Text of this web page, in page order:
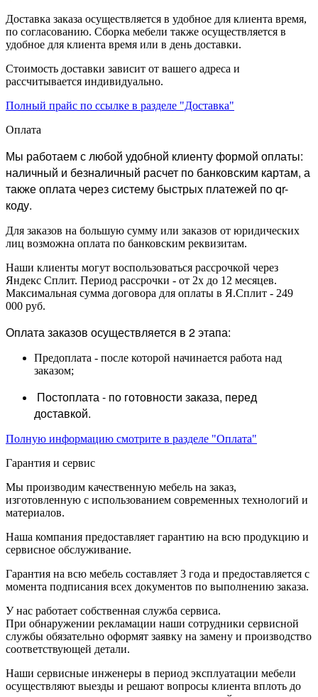
Доставка заказа осуществляется в удобное для клиента время,
по согласованию. Сборка мебели также осуществляется в
удобное для клиента время или в день доставки.
Стоимость доставки зависит от вашего адреса и
рассчитывается индивидуально.
Полный прайс по ссылке в разделе "Доставка"
Оплата
Мы работаем с любой удобной клиенту формой оплаты:
наличный и безналичный расчет по банковским картам, а
также оплата через систему быстрых платежей по qr-
коду.
Для заказов на большую сумму или заказов от юридических
лиц возможна оплата по банковским реквизитам.
Наши клиенты могут воспользоваться рассрочкой через
Яндекс Сплит. Период рассрочки - от 2х до 12 месяцев.
Максимальная сумма договора для оплаты в Я.Сплит - 249
000 руб.
Оплата заказов осуществляется в 2 этапа:
Предоплата - после которой начинается работа над
заказом;
Постоплата - по готовности заказа, перед
доставкой.
Полную информацию смотрите в разделе "Оплата"
Гарантия и сервис
Мы производим качественную мебель на заказ,
изготовленную с использованием современных технологий и
материалов.
Наша компания предоставляет гарантию на всю продукцию и
сервисное обслуживание.
Гарантия на всю мебель составляет 3 года и предоставляется с
момента подписания всех документов по выполнению заказа.
У нас работает собственная служба сервиса.
При обнаружении рекламации наши сотрудники сервисной
службы обязательно оформят заявку на замену и производство
соответствующей детали.
Наши сервисные инженеры в период эксплуатации мебели
осуществляют выезды и решают вопросы клиента вплоть до